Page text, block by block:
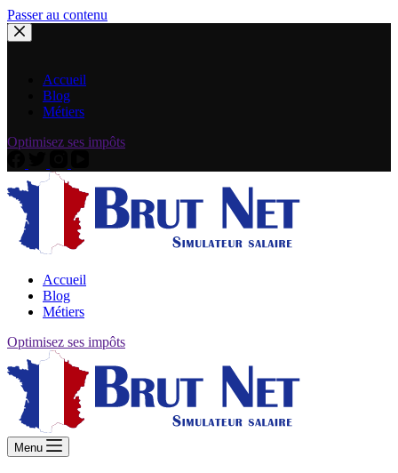
Passer au contenu
Accueil
Blog
Métiers
Optimisez ses impôts
Accueil
Blog
Métiers
Optimisez ses impôts
Menu